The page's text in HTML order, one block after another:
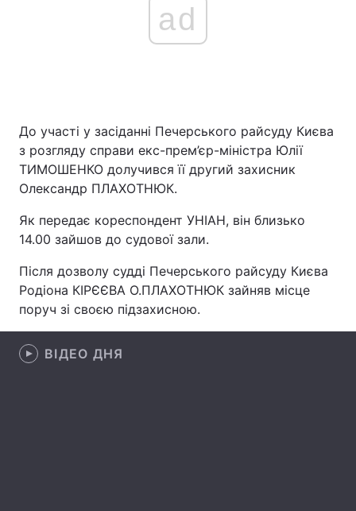
Головна Війна
Україна
Економіка Світ
Техно і зв'язок Лайт
Зброя Інциденти
Здоров'я
ad
До участі у засіданні Печерського райсуду Києва
з розгляду справи екс-прем’єр-міністра Юлії
ТИМОШЕНКО долучився її другий захисник
Олександр ПЛАХОТНЮК.
Як передає кореспондент УНІАН, він близько
14.00 зайшов до судової зали.
Після дозволу судді Печерського райсуду Києва
Родіона КІРЄЄВА О.ПЛАХОТНЮК зайняв місце
поруч зі своєю підзахисною.
ВІДЕО ДНЯ